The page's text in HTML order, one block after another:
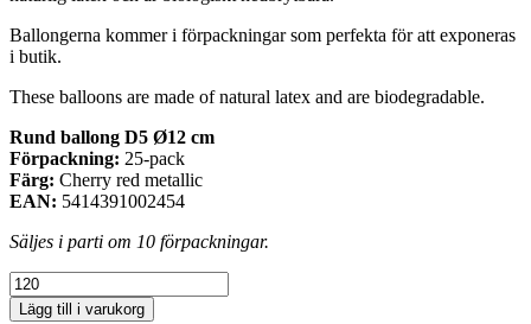
Ballongerna kommer i förpackningar som perfekta för att exponeras
i butik.
These balloons are made of natural latex and are biodegradable.
Rund ballong D5 Ø12 cm
Förpackning: 25-pack
Färg: Cherry red metallic
EAN: 5414391002454
Säljes i parti om 10 förpackningar.
Premiumförpackning
Ø12
Lägg till i varukorg